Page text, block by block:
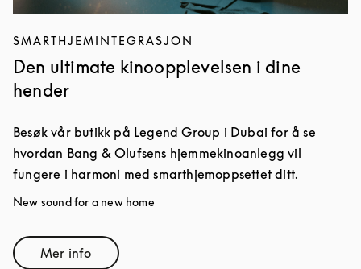
SMARTHJEMINTEGRASJON
Den ultimate kinoopplevelsen i dine
hender
Besøk vår butikk på Legend Group i Dubai for å se
hvordan Bang & Olufsens hjemmekinoanlegg vil
fungere i harmoni med smarthjemoppsettet ditt.
New sound for a new home
Mer infoLink Opens in New Tab